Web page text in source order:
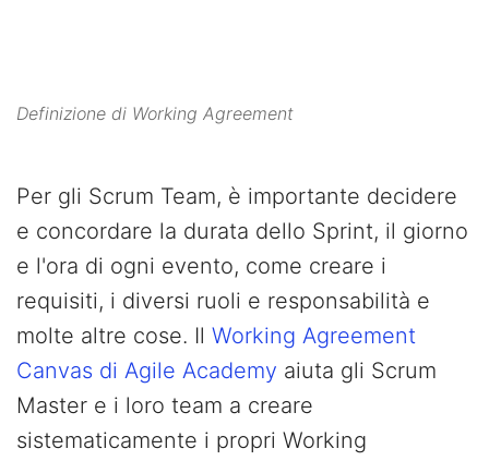
Definizione di Working Agreement
Per gli Scrum Team, è importante decidere
e concordare la durata dello Sprint, il giorno
e l'ora di ogni evento, come creare i
requisiti, i diversi ruoli e responsabilità e
molte altre cose. Il Working Agreement
Canvas di Agile Academy aiuta gli Scrum
Master e i loro team a creare
sistematicamente i propri Working